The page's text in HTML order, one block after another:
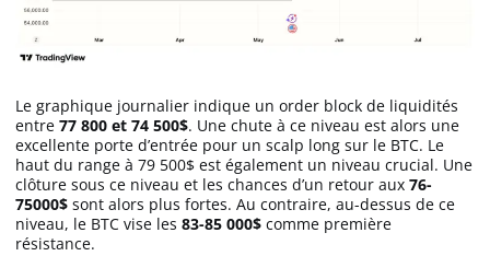
Le graphique journalier indique un order block de liquidités
entre 77 800 et 74 500$. Une chute à ce niveau est alors une
excellente porte d’entrée pour un scalp long sur le BTC. Le
haut du range à 79 500$ est également un niveau crucial. Une
clôture sous ce niveau et les chances d’un retour aux 76-
75000$ sont alors plus fortes. Au contraire, au-dessus de ce
niveau, le BTC vise les 83-85 000$ comme première
résistance.